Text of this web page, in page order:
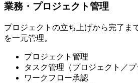
業務・プロジェクト管理
プロジェクトの立ち上げから完了ま
を一元管理。
プロジェクト管理
タスク管理（プロジェクト／プ
ワークフロー承認